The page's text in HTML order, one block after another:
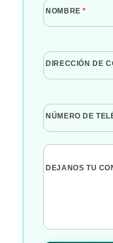
NOMBRE*
DIRECCIÓN DE
NÚMERO DE
DEJANOS TU